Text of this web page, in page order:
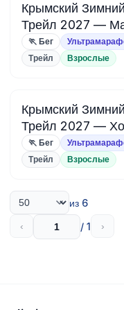
Крымский
Трейл 2027 —
🏃 Бег
Трейл Взрослые
Крымский
Трейл 2027 —
🏃 Бег
Трейл Взрослые
из 6
‹ / 1 ›